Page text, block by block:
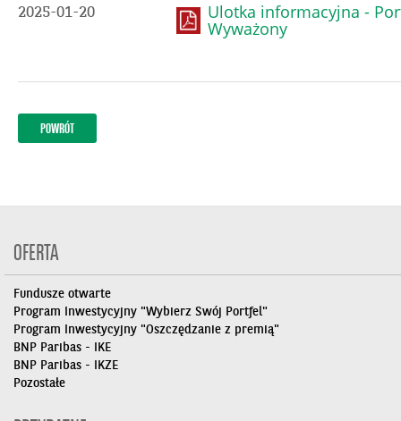
2025-01-20 Ulotka informacyjna -
Wyważony
OFERTA
Fundusze otwarte
Program Inwestycyjny "Wybierz Swój Portfel"
Program Inwestycyjny "Oszczędzanie z premią"
BNP Paribas - IKE
BNP Paribas - IKZE
Pozostałe